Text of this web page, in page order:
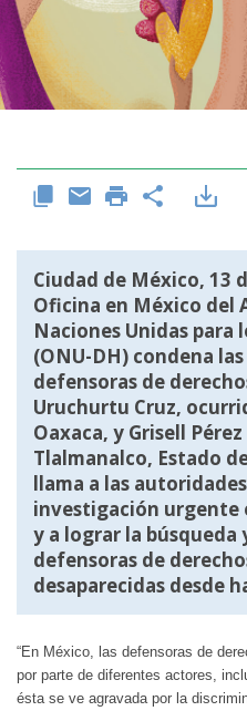
Ciudad de México, 13
Oficina en México del
Naciones Unidas para
(ONU-DH) condena
defensoras de
Uruchurtu Cruz,
Oaxaca, y Grisell
Tlalmanalco, Estado
llama a las
investigación urgente
y a lograr la búsqueda
defensoras de
desaparecidas desde
“En México, las defensoras de
por parte de diferentes actores,
ésta se ve agravada por la